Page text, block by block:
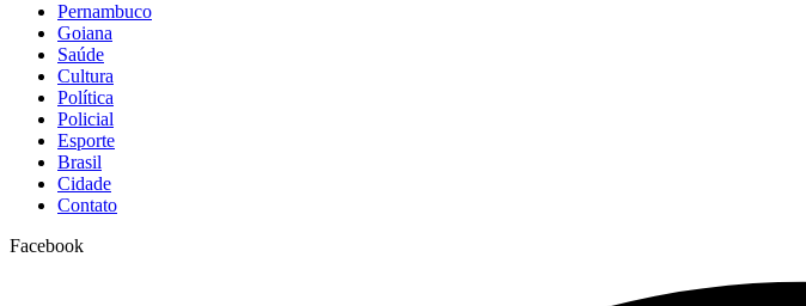
Pernambuco
Goiana
Saúde
Cultura
Política
Policial
Esporte
Brasil
Cidade
Contato
Facebook